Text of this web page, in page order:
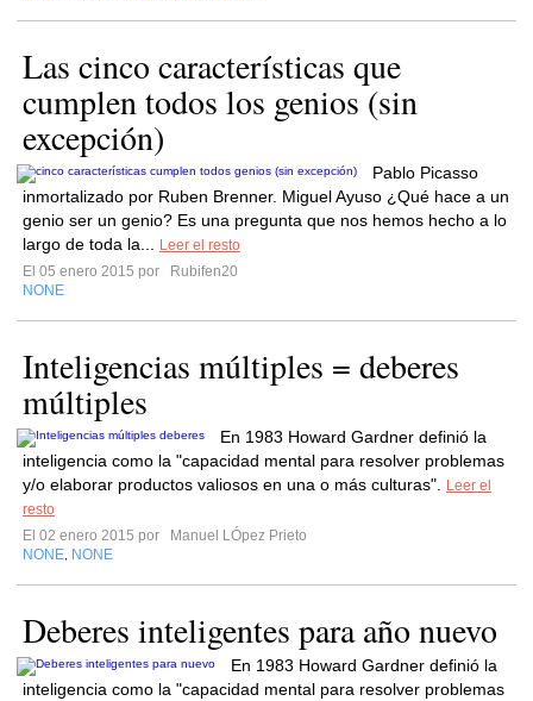
Las cinco características que
cumplen todos los genios (sin
excepción)
Pablo Picasso
inmortalizado por Ruben Brenner. Miguel Ayuso ¿Qué hace a un
genio ser un genio? Es una pregunta que nos hemos hecho a lo
largo de toda la...
Leer el resto
El 05 enero 2015 por
Rubifen20
NONE
Inteligencias múltiples = deberes
múltiples
En 1983 Howard Gardner definió la
inteligencia como la "capacidad mental para resolver problemas
y/o elaborar productos valiosos en una o más culturas".
Leer el
resto
El 02 enero 2015 por
Manuel LÓpez Prieto
NONE NONE
Deberes inteligentes para año nuevo
En 1983 Howard Gardner definió la
inteligencia como la "capacidad mental para resolver problemas